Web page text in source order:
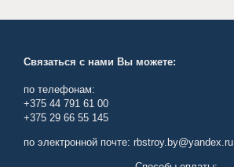
Связаться с нами Вы можете:
по телефонам:
+375 44 791 61 00
+375 29 66 55 145
по электронной почте: rbstroy.by@yandex.ru